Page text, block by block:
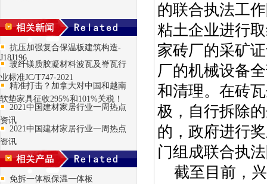
抗压加强复合保温板建筑构造-
J18J196
玻纤镁质胶凝材料波瓦及脊瓦行
业标准JC/T747-2021
精准打击？加拿大对中国和越南
软垫家具征收295%和101%关税！
2021中国建材家居行业一周热点
资讯
2021中国建材家居行业一周热点
资讯
免拆一体板保温一体板
的联合执法工
粘土企业进行
家砖厂的采矿
厂的机械设备
和清理。在砖
极，自行拆除
的，政府进行
门组成联合执
截至目前，